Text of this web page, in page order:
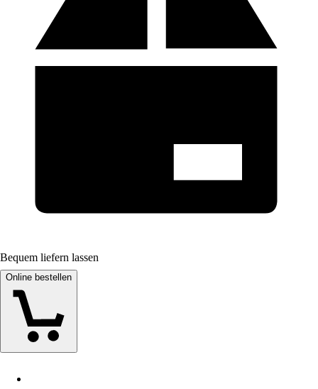
Bequem liefern lassen
Online bestellen